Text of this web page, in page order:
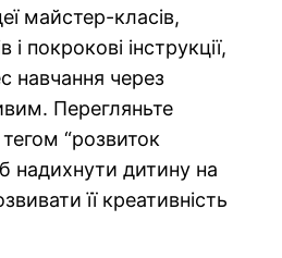
майстер-класів,
покрокові інструкції,
навчання через
Перегляньте
тегом “розвиток
надихнути дитину на
її креативність